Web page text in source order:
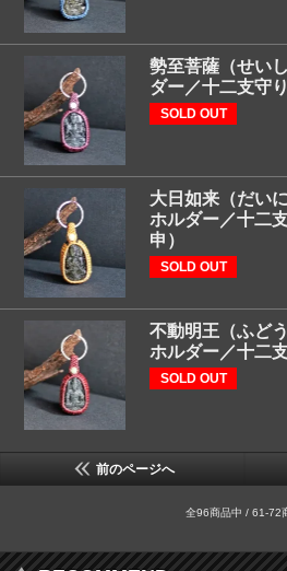
勢至菩薩（せい
ダー／十二支守
SOLD OUT
大日如来（だい
ホルダー／十二
申）
SOLD OUT
不動明王（ふど
ホルダー／十二
SOLD OUT
前のページへ
全96商品中 / 61-72